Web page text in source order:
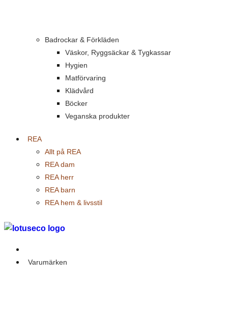
Badrockar & Förkläden
Väskor, Ryggsäckar & Tygkassar
Hygien
Matförvaring
Klädvård
Böcker
Veganska produkter
REA
Allt på REA
REA dam
REA herr
REA barn
REA hem & livsstil
Varumärken